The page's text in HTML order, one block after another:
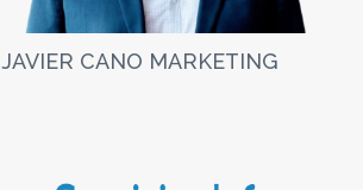
JAVIER CANO MARKETING